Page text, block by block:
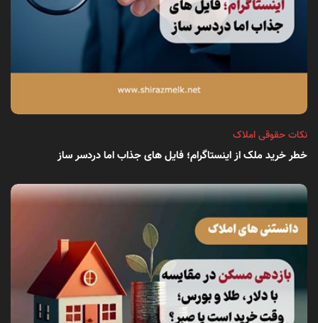
نکات حقوقی املاک
خطر خرید ملک از اینستاگرام؛ فایل های جذاب اما دردسر ساز